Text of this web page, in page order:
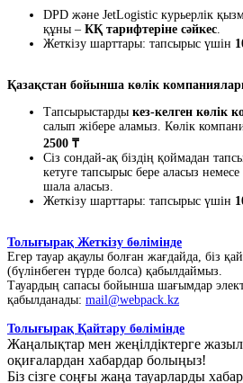
DPD және JetLogistic курьерлік
құны – КҚ тарифтеріне сәйкес.
Жеткізу шарттары: тапсырыс үшін
Қазақстан бойынша көлік
Тапсырыстарды кез-келген көлік
салып жібере аламыз. Көлік
2500 ₸
Сіз сондай-ақ біздің қоймадан
кетуге тапсырыс бере аласыз немесе
шала аласыз.
Жеткізу шарттары: тапсырыс үшін
Толығырақ Жеткізу бөлімінде
Егер тауар ақаулы болған жағдайда, біз
(бүлінбеген түрде болса) қабылдаймыз.
Тауардың сапасы бойынша шағымдар
қабылданады: mail@webpack.kz
Толығырақ Қайтару бөлімінде
Жаңалықтар мен жеңілдіктерге
оқиғалардан хабардар болыңыз!
Біз сізге соңғы жаңа тауарларды